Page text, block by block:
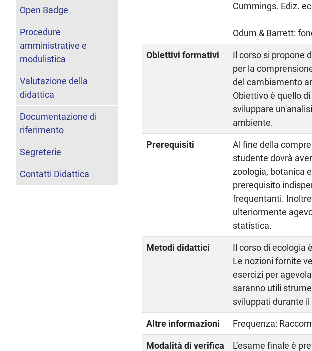
Cummings. Ediz.
Odum & Barrett:
Obiettivi formativi
Il corso si propone
per la
del cambiamento
Obiettivo è quello
sviluppare
ambiente.
Prerequisiti
Al fine della
studente dovrà
zoologia, botanica
prerequisito
frequentanti.
ulteriormente
statistica.
Metodi didattici
Il corso di ecologia
Le nozioni fornite
esercizi per
saranno utili
sviluppati durante il
Altre informazioni Frequenza:
Modalità di verifica
L’esame finale è
Open Badge
Procedure
amministrative e
modulistica
Valutazione della
didattica
Documentazione di
riferimento
Segreterie
Contatti Didattica